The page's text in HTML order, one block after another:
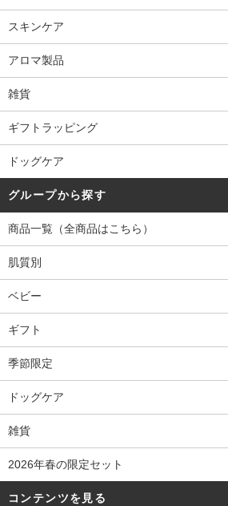
スキンケア
アロマ製品
雑貨
ギフトラッピング
ドッグケア
グループから探す
商品一覧（全商品はこちら）
肌質別
ベビー
ギフト
季節限定
ドッグケア
雑貨
2026年春の限定セット
コンテンツを見る